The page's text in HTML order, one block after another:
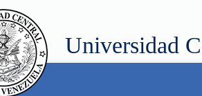
Universidad